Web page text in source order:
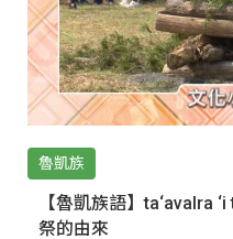
魯凱族
【魯凱族語】ta‘avalra
祭的由來